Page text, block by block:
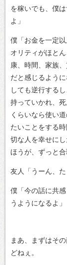
を稼いでも、僕
よ」
僕「お金を一定
オリティがほと
康、時間、家族
だと感じるよう
しても逆行する
持っていかれ、
くらいなら使い
たいことをする
切な人を幸せに
ほうが、ずっと合
友人「うーん、
僕「今の話に共
うようになるよ」
まあ、まずはそ
どねぇ。